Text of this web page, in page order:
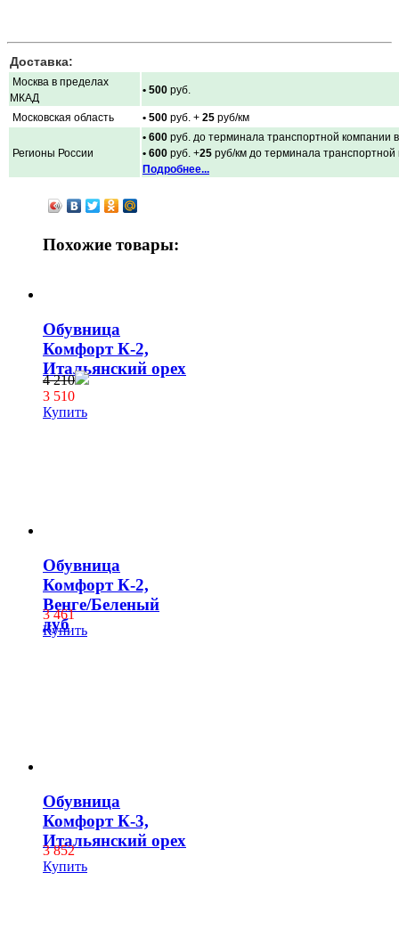
Доставка:
Москва в пределах
МКАД
• 500 руб.
Московская область • 500 руб. + 25 руб/км
Регионы России
• 600 руб. до терминала транспортной компании
• 600 руб. +25 руб/км до терминала
Подробнее...
Похожие товары:
Обувница
Комфорт К-2,
Итальянский орех
4 210
3 510
Купить
Обувница
Комфорт К-2,
Венге/Беленый
дуб
3 461
Купить
Обувница
Комфорт К-3,
Итальянский орех
3 852
Купить